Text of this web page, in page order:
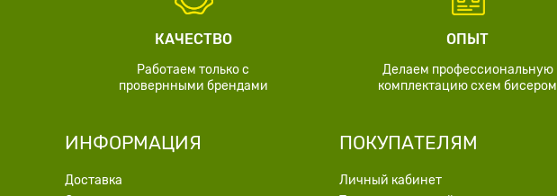
КАЧЕСТВО
Работаем только с
провернными брендами
ОПЫТ
Делаем профессиональную
комплектацию схем бисером
ИНФОРМАЦИЯ
Доставка
ПОКУПАТЕЛЯМ
Личный кабинет